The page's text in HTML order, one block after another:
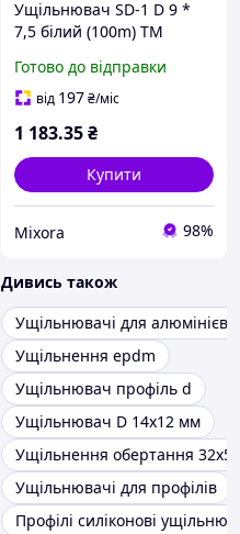
Ущільнювач SD-1 D 9 *
7,5 білий (100m) ТМ
Готово до відправки
від 197₴/міс
1 183.35₴
Купити
Mixora 98%
Дивись також
Ущільнювачі для
Ущільнення epdm
Ущільнювач профіль d
Ущільнювач D 14х12 мм
Ущільнення обертання
Ущільнювачі для профілів
Профілі силіконові